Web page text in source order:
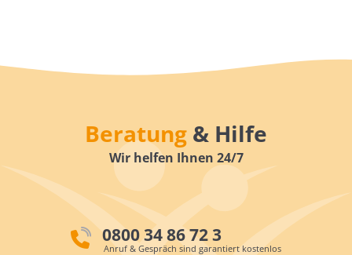
Beratung & Hilfe
Wir helfen Ihnen 24/7
0800 34 86 72 3
Anruf & Gespräch sind garantiert kostenlos